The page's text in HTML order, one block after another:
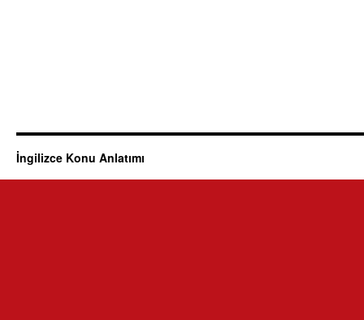
İngilizce Konu Anlatımı